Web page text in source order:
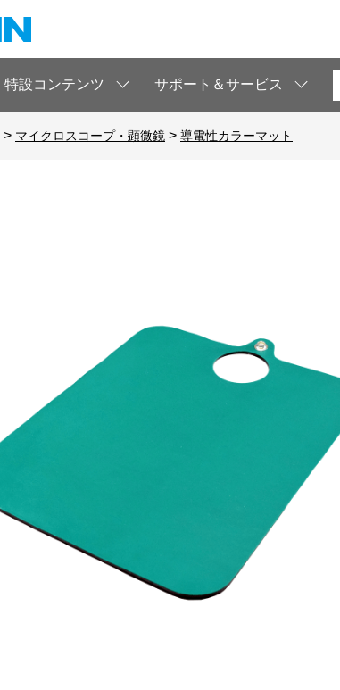
特設コンテンツ サポート＆サービス
> マイクロスコープ・顕微鏡 > 導電性カラーマット